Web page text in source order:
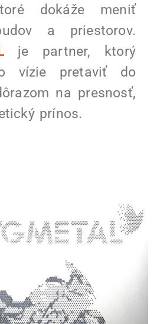
dokáže meniť
a priestorov.
je partner, ktorý
vízie pretaviť do
na presnosť,
prínos.